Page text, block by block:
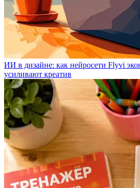
ИИ в дизайне: как нейросети Flyvi
усиливают креатив